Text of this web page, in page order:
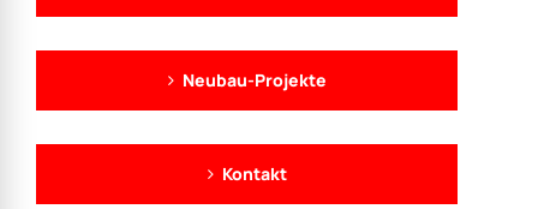
Neubau-Projekte
Kontakt